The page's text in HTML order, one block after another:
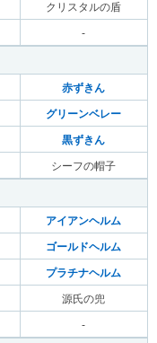
クリスタルの盾
-
赤ずきん
グリーンベレー
黒ずきん
シーフの帽子
アイアンヘルム
ゴールドヘルム
プラチナヘルム
源氏の兜
-